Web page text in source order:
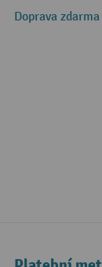
Doprava zdarma